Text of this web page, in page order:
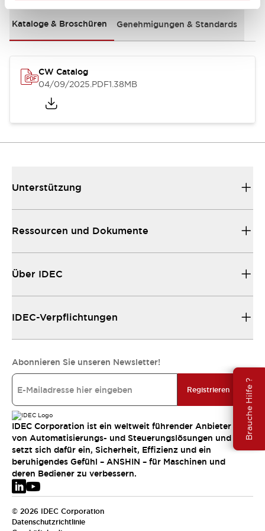
Brauche Hilfe ?
Kataloge & Broschüren Genehmigungen & Standards
CW Catalog
04/09/2025.PDF1.38MB
Unterstützung
Ressourcen und Dokumente
Über IDEC
IDEC-Verpflichtungen
Abonnieren Sie unseren Newsletter!
Registrieren
IDEC Corporation ist ein weltweit führender Anbieter
von Automatisierungs- und Steuerungslösungen und
setzt sich dafür ein, Sicherheit, Effizienz und ein
beruhigendes Gefühl – ANSHIN – für Maschinen und
deren Bediener zu verbessern.
© 2026 IDEC Corporation
Datenschutzrichtlinie